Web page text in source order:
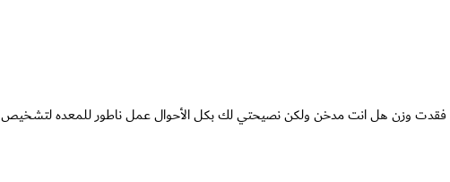
فقدت وزن هل انت مدخن ولكن نصيحتي لك بكل الأحوال عمل ناطور للمعده لتشخيص